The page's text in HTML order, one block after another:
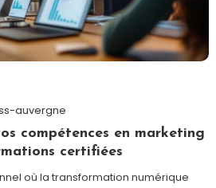
auvergne
compétences en marketing
certifiées
où la transformation numérique